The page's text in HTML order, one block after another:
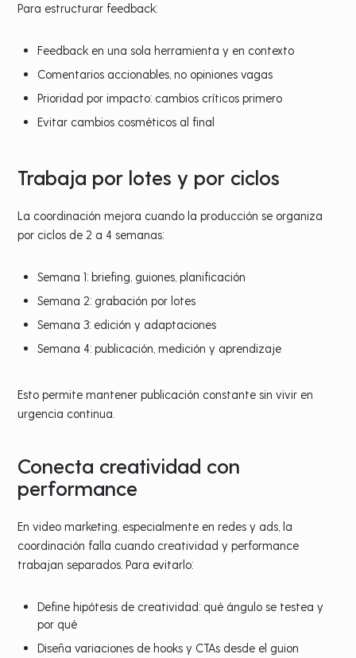
Para estructurar feedback:
Feedback en una sola herramienta y en contexto
Comentarios accionables, no opiniones vagas
Prioridad por impacto: cambios críticos primero
Evitar cambios cosméticos al final
Trabaja por lotes y por ciclos
La coordinación mejora cuando la producción se organiza
por ciclos de 2 a 4 semanas:
Semana 1: briefing, guiones, planificación
Semana 2: grabación por lotes
Semana 3: edición y adaptaciones
Semana 4: publicación, medición y aprendizaje
Esto permite mantener publicación constante sin vivir en
urgencia continua.
Conecta creatividad con
performance
En video marketing, especialmente en redes y ads, la
coordinación falla cuando creatividad y performance
trabajan separados. Para evitarlo:
Define hipótesis de creatividad: qué ángulo se testea y
por qué
Diseña variaciones de hooks y CTAs desde el guion